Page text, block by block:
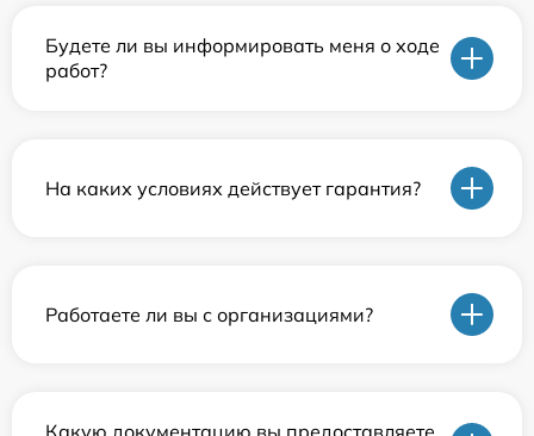
Будете ли вы информировать меня о ходе
работ?
На каких условиях действует гарантия?
Работаете ли вы с организациями?